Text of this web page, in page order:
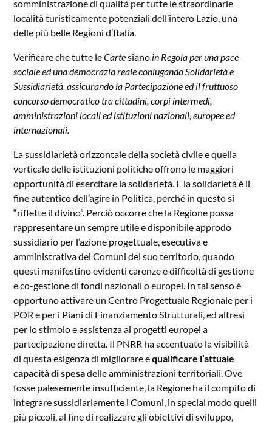
somministrazione di qualità per tutte le straordinarie
località turisticamente potenziali dell’intero Lazio, una
delle più belle Regioni d’Italia.
Verificare che tutte leCartesiano in Regola per una pace
sociale ed una democrazia reale coniugando Solidarietà e
Sussidiarietà, assicurando la Partecipazione ed il fruttuoso
concorso democratico tra cittadini, corpi intermedi,
amministrazioni locali ed istituzioni nazionali, europee ed
internazionali.
La sussidiarietà orizzontale della società civile e quella
verticale delle istituzioni politiche offrono le maggiori
opportunità di esercitare la solidarietà. E la solidarietà è il
fine autentico dell’agire in Politica, perché in questo si
“riflette il divino”. Perciò occorre che la Regione possa
rappresentare un sempre utile e disponibile approdo
sussidiario per l’azione progettuale, esecutiva e
amministrativa dei Comuni del suo territorio, quando
questi manifestino evidenti carenze e difficoltà di gestione
e co-gestione di fondi nazionali o europei. In tal senso è
opportuno attivare un Centro Progettuale Regionale per i
POR e per i Piani di Finanziamento Strutturali, ed altresì
per lo stimolo e assistenza ai progetti europei a
partecipazione diretta. Il PNRR ha accentuato la visibilità
di questa esigenza di migliorare equalificare l’attuale
capacità di spesadelle amministrazioni territoriali. Ove
fosse palesemente insufficiente, la Regione ha il compito di
integrare sussidiariamente i Comuni, in special modo quelli
più piccoli, al fine di realizzare gli obiettivi di sviluppo,